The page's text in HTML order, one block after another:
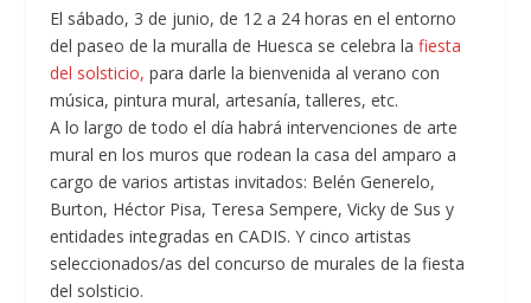
El sábado, 3 de junio, de 12 a 24 horas en el entorno
del paseo de la muralla de Huesca se celebra lafiesta
del solsticio, para darle la bienvenida al verano con
música, pintura mural, artesanía, talleres, etc.
A lo largo de todo el día habrá intervenciones de arte
mural en los muros que rodean la casa del amparo a
cargo de varios artistas invitados: Belén Generelo,
Burton, Héctor Pisa, Teresa Sempere, Vicky de Sus y
entidades integradas en CADIS. Y cinco artistas
seleccionados/as del concurso de murales de la fiesta
del solsticio.